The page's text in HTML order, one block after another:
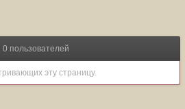
0 пользователей
эту страницу.